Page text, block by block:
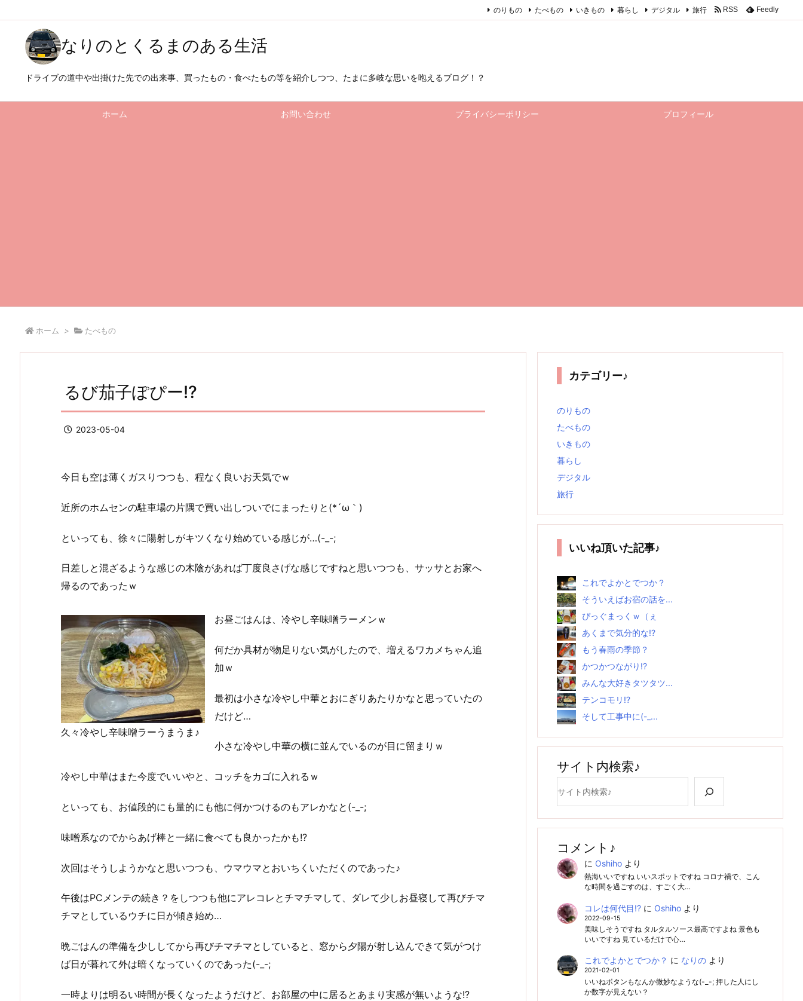
なりのとくるまのある生活
ドライブの道中や出掛けた先での出来事、買ったもの・食べたもの等を紹介しつつ、たまに多岐な思いを咆えるブログ！？
ホーム お問い合わせ プライバシーポリシー プロフィール
のりもの たべもの いきもの 暮らし デジタル 旅行 RSS Feedly
ホーム > たべもの
るび茄子ぽぴー!?
2023-05-04
今日も空は薄くガスりつつも、程なく良いお天気でｗ
近所のホムセンの駐車場の片隅で買い出しついでにまったりと(*´ω｀)
といっても、徐々に陽射しがキツくなり始めている感じが…(-_-;
日差しと混ざるような感じの木陰があれば丁度良さげな感じですねと思いつつも、サッサとお家へ
帰るのであったｗ
久々冷やし辛味噌ラーうまうま♪
お昼ごはんは、冷やし辛味噌ラーメンｗ
何だか具材が物足りない気がしたので、増えるワカメちゃん追
加ｗ
最初は小さな冷やし中華とおにぎりあたりかなと思っていたの
だけど…
小さな冷やし中華の横に並んでいるのが目に留まりｗ
冷やし中華はまた今度でいいやと、コッチをカゴに入れるｗ
といっても、お値段的にも量的にも他に何かつけるのもアレかなと(-_-;
味噌系なのでからあげ棒と一緒に食べても良かったかも!?
次回はそうしようかなと思いつつも、ウマウマとおいちくいただくのであった♪
午後はPCメンテの続き？をしつつも他にアレコレとチマチマして、ダレて少しお昼寝して再びチマ
チマとしているウチに日が傾き始め…
晩ごはんの準備を少ししてから再びチマチマとしていると、窓から夕陽が射し込んできて気がつけ
ば日が暮れて外は暗くなっていくのであった(-_-;
一時よりは明るい時間が長くなったようだけど、お部屋の中に居るとあまり実感が無いような!?
カテゴリー♪
のりもの
たべもの
いきもの
暮らし
デジタル
旅行
いいね頂いた記事♪
これでよかとでつか？
そういえばお宿の話を...
ぴっぐまっくｗ（ぇ
あくまで気分的な!?
もう春雨の季節？
かつかつながり!?
みんな大好きタツタツ...
テンコモリ!?
そして工事中に(-_...
サイト内検索♪
コメント♪
に Oshihoより
熱海いいですね いいスポットですね コロナ禍で、こん
な時間を過ごすのは、すごく大…
コレは何代目!?に Oshihoより
2022-09-15
美味しそうですね タルタルソース最高ですよね 景色も
いいですね 見ているだけで心…
これでよかとでつか？ に なりのより
2021-02-01
いいねボタンもなんか微妙なような(-_-; 押した人にし
か数字が見えない？